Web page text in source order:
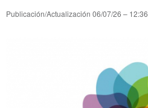
Publicación/Actualización 06/07/26 – 12:36